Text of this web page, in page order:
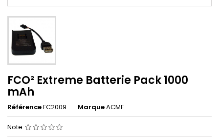
FCO² Extreme Batterie Pack 1000
mAh
RéférenceFC2009 MarqueACME
Note